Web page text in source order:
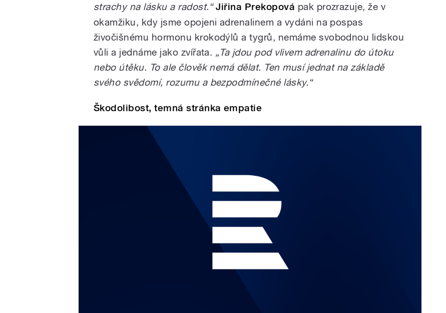
strachy na lásku a radost.“ Jiřina Prekopová pak prozrazuje, že v
okamžiku, kdy jsme opojeni adrenalinem a vydáni na pospas
živočišnému hormonu krokodýlů a tygrů, nemáme svobodnou lidskou
vůli a jednáme jako zvířata. „Ta jdou pod vlivem adrenalinu do útoku
nebo útěku. To ale člověk nemá dělat. Ten musí jednat na základě
svého svědomí, rozumu a bezpodmínečné lásky.“
Škodolibost, temná stránka empatie